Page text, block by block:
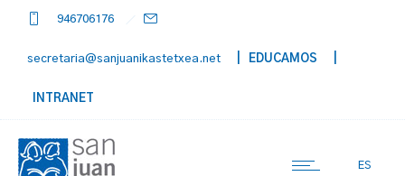
946706176
secretaria@sanjuanikastetxea.net | EDUCAMOS
INTRANET
ES